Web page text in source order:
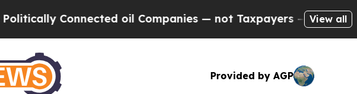
oil Companies — not Taxpayers — the Chance to Cash
View all
Provided by AGP